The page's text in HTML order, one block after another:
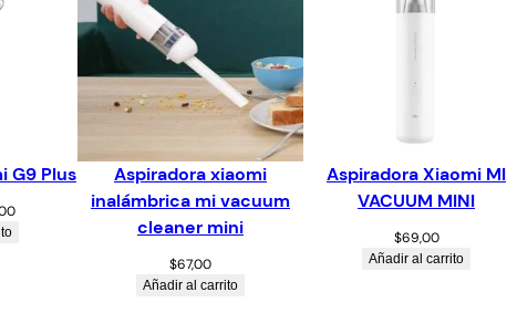
G9 Plus
Aspiradora xiaomi
inalámbrica mi vacuum
cleaner mini
$67,00
Añadir al carrito
Aspiradora Xiaomi MI
VACUUM MINI
$69,00
Añadir al carrito